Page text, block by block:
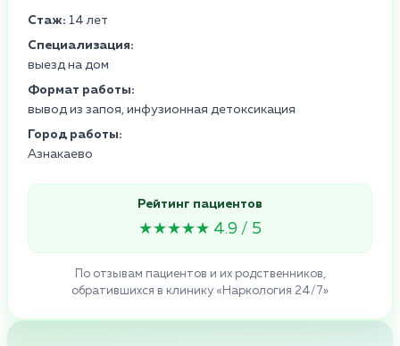
Стаж: 14 лет
Специализация:
выезд на дом
Формат работы:
вывод из запоя, инфузионная детоксикация
Город работы:
Азнакаево
Рейтинг пациентов
★★★★★ 4.9 / 5
По отзывам пациентов и их родственников,
обратившихся в клинику «Наркология 24/7»